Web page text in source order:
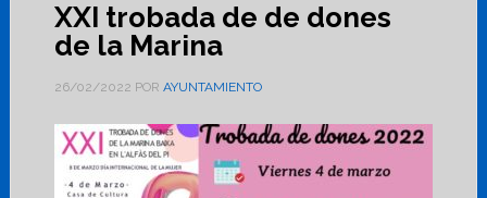
XXI trobada de de dones
de la Marina
26/02/2022 POR AYUNTAMIENTO